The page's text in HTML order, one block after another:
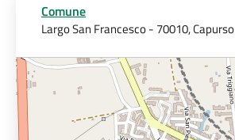
Comune
Largo San Francesco - 70010, Capurso